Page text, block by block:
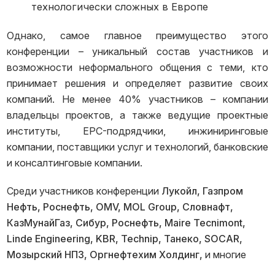
технологически сложных в Европе
Однако, самое главное преимущество этого
конференции – уникальный состав участников и
возможности неформального общения с теми, кто
принимает решения и определяет развитие своих
компаний. Не менее 40% участников – компании
владельцы проектов, а также ведущие проектные
институты, EPC-подрядчики, инжиниринговые
компании, поставщики услуг и технологий, банковские
и консалтинговые компании.
Среди участников конференции Лукойл, Газпром
Нефть, Роснефть, OMV, MOL Group, Словнафт,
КазМунайГаз, Сибур, Роснефть, Maire Tecnimont,
Linde Engineering, KBR, Technip, Танеко, SOCAR,
Мозырский НПЗ, Оргнефтехим Холдинг,и многие